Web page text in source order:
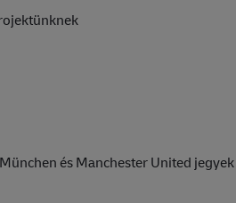
és Manchester United jegyek